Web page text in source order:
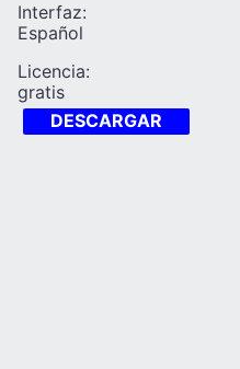
Interfaz:
Español
Licencia:
gratis
DESCARGAR